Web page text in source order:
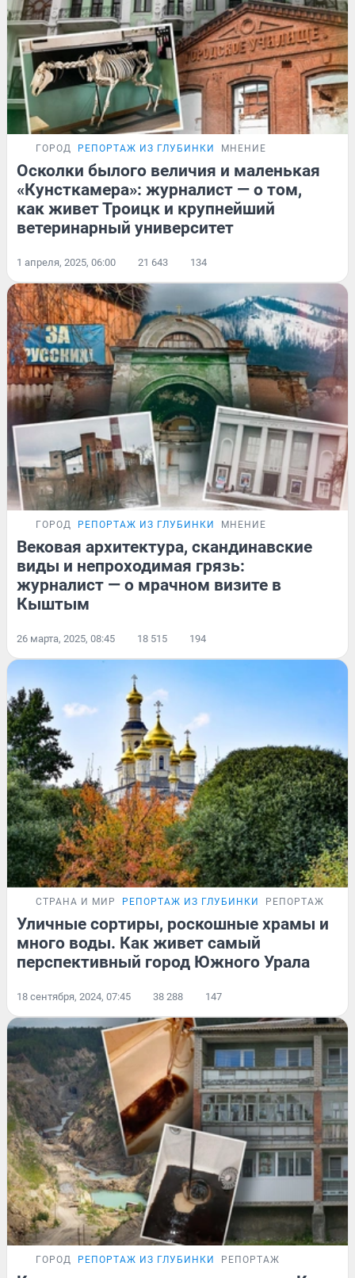
ГОРОД РЕПОРТАЖ ИЗ ГЛУБИНКИ МНЕНИЕ
Осколки былого величия и маленькая
«Кунсткамера»: журналист — о том,
как живет Троицк и крупнейший
ветеринарный университет
1 апреля, 2025, 06:00 21 643 134
ГОРОД РЕПОРТАЖ ИЗ ГЛУБИНКИ МНЕНИЕ
Вековая архитектура, скандинавские
виды и непроходимая грязь:
журналист — о мрачном визите в
Кыштым
26 марта, 2025, 08:45 18 515 194
СТРАНА И МИР РЕПОРТАЖ ИЗ ГЛУБИНКИ РЕПОРТАЖ
Уличные сортиры, роскошные храмы и
много воды. Как живет самый
перспективный город Южного Урала
18 сентября, 2024, 07:45 38 288 147
ГОРОД РЕПОРТАЖ ИЗ ГЛУБИНКИ РЕПОРТАЖ